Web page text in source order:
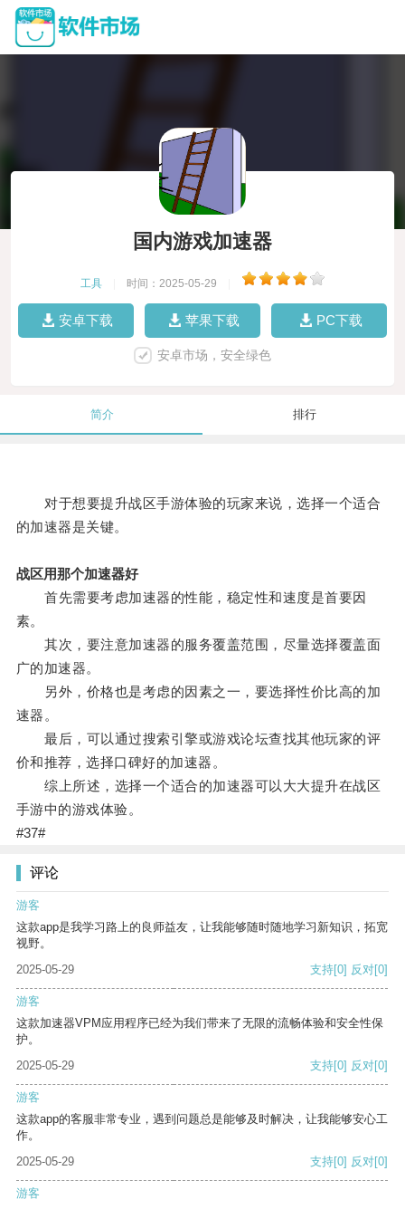
国内游戏加速器
工具 时间：2025-05-29
安卓下载 苹果下载 PC下载
安卓市场，安全绿色
简介 排行
对于想要提升战区手游体验的玩家来说，选择一个适合
的加速器是关键。
战区用那个加速器好
首先需要考虑加速器的性能，稳定性和速度是首要因
素。
其次，要注意加速器的服务覆盖范围，尽量选择覆盖面
广的加速器。
另外，价格也是考虑的因素之一，要选择性价比高的加
速器。
最后，可以通过搜索引擎或游戏论坛查找其他玩家的评
价和推荐，选择口碑好的加速器。
综上所述，选择一个适合的加速器可以大大提升在战区
手游中的游戏体验。
#37#
评论
游客
这款app是我学习路上的良师益友，让我能够随时随地学习新知识，拓宽
视野。
2025-05-29
支持[0] 反对[0]
游客
这款加速器VPM应用程序已经为我们带来了无限的流畅体验和安全性保
护。
2025-05-29
支持[0] 反对[0]
游客
这款app的客服非常专业，遇到问题总是能够及时解决，让我能够安心工
作。
2025-05-29
支持[0] 反对[0]
游客